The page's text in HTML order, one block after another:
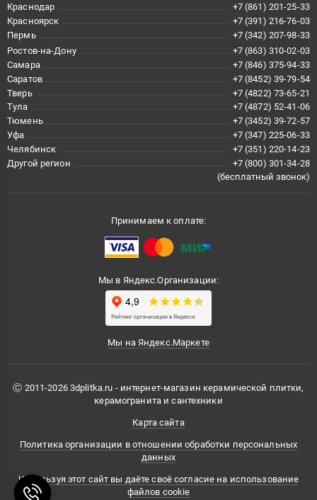
Краснодар
+7 (861) 201-25-33
Красноярск
+7 (391) 216-76-03
Пермь
+7 (342) 207-98-33
Ростов-на-Дону
+7 (863) 310-02-03
Самара
+7 (846) 375-94-33
Саратов
+7 (8452) 39-79-54
Тверь
+7 (4822) 73-65-21
Тула
+7 (4872) 52-41-06
Тюмень
+7 (3452) 39-72-57
Уфа
+7 (347) 225-06-33
Челябинск
+7 (351) 220-14-23
Другой регион
+7 (800) 301-34-28
(бесплатный звонок)
Принимаем к оплате:
Мы в Яндекс.Организации:
Мы на Яндекс.Маркете
Ⓒ 2011-2026 3dplitka.ru - интернет-магазин керамической плитки,
керамогранита и сантехники
Карта сайта
Политика организации в отношении обработки персональных
данных
Используя этот сайт вы даёте своё согласие на использование
файлов cookie